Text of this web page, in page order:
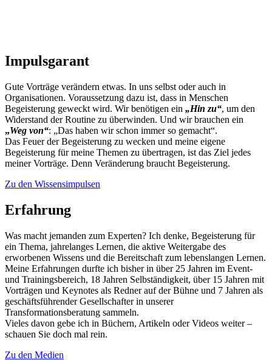
Impulsgarant
Gute Vorträge verändern etwas. In uns selbst oder auch in
Organisationen. Voraussetzung dazu ist, dass in Menschen
Begeisterung geweckt wird. Wir benötigen ein „Hin zu“, um den
Widerstand der Routine zu überwinden. Und wir brauchen ein
„Weg von“: „Das haben wir schon immer so gemacht“.
Das Feuer der Begeisterung zu wecken und meine eigene
Begeisterung für meine Themen zu übertragen, ist das Ziel jedes
meiner Vorträge. Denn Veränderung braucht Begeisterung.
Zu den Wissensimpulsen
Erfahrung
Was macht jemanden zum Experten? Ich denke, Begeisterung für
ein Thema, jahrelanges Lernen, die aktive Weitergabe des
erworbenen Wissens und die Bereitschaft zum lebenslangen Lernen.
Meine Erfahrungen durfte ich bisher in über 25 Jahren im Event-
und Trainingsbereich, 18 Jahren Selbständigkeit, über 15 Jahren mit
Vorträgen und Keynotes als Redner auf der Bühne und 7 Jahren als
geschäftsführender Gesellschafter in unserer
Transformationsberatung sammeln.
Vieles davon gebe ich in Büchern, Artikeln oder Videos weiter –
schauen Sie doch mal rein.
Zu den Medien